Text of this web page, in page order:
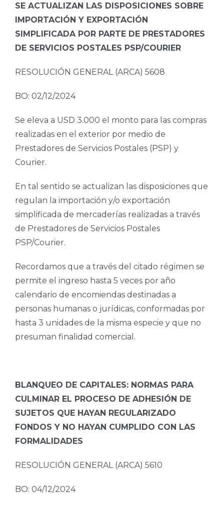
SE ACTUALIZAN LAS DISPOSICIONES SOBRE
IMPORTACIÓN Y EXPORTACIÓN
SIMPLIFICADA POR PARTE DE PRESTADORES
DE SERVICIOS POSTALES PSP/COURIER
RESOLUCIÓN GENERAL (ARCA) 5608
BO: 02/12/2024
Se eleva a USD 3.000 el monto para las compras
realizadas en el exterior por medio de
Prestadores de Servicios Postales (PSP) y
Courier.
En tal sentido se actualizan las disposiciones que
regulan la importación y/o exportación
simplificada de mercaderías realizadas a través
de Prestadores de Servicios Postales
PSP/Courier.
Recordamos que a través del citado régimen se
permite el ingreso hasta 5 veces por año
calendario de encomiendas destinadas a
personas humanas o jurídicas, conformadas por
hasta 3 unidades de la misma especie y que no
presuman finalidad comercial.
BLANQUEO DE CAPITALES: NORMAS PARA
CULMINAR EL PROCESO DE ADHESIÓN DE
SUJETOS QUE HAYAN REGULARIZADO
FONDOS Y NO HAYAN CUMPLIDO CON LAS
FORMALIDADES
RESOLUCIÓN GENERAL (ARCA) 5610
BO: 04/12/2024